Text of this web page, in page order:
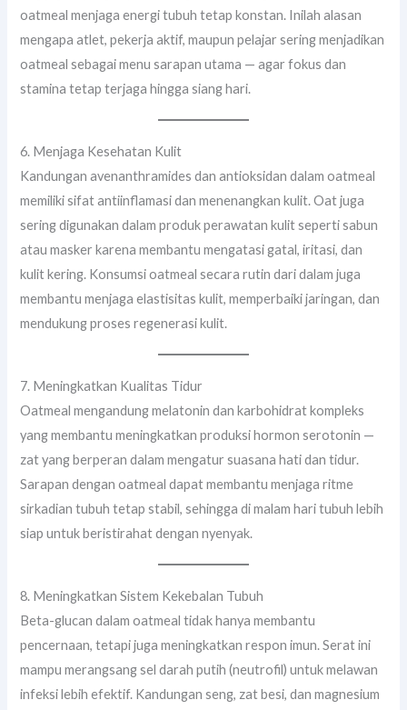
oatmeal menjaga energi tubuh tetap konstan. Inilah alasan
mengapa atlet, pekerja aktif, maupun pelajar sering menjadikan
oatmeal sebagai menu sarapan utama — agar fokus dan
stamina tetap terjaga hingga siang hari.
6. Menjaga Kesehatan Kulit
Kandungan avenanthramides dan antioksidan dalam oatmeal
memiliki sifat antiinflamasi dan menenangkan kulit. Oat juga
sering digunakan dalam produk perawatan kulit seperti sabun
atau masker karena membantu mengatasi gatal, iritasi, dan
kulit kering. Konsumsi oatmeal secara rutin dari dalam juga
membantu menjaga elastisitas kulit, memperbaiki jaringan, dan
mendukung proses regenerasi kulit.
7. Meningkatkan Kualitas Tidur
Oatmeal mengandung melatonin dan karbohidrat kompleks
yang membantu meningkatkan produksi hormon serotonin —
zat yang berperan dalam mengatur suasana hati dan tidur.
Sarapan dengan oatmeal dapat membantu menjaga ritme
sirkadian tubuh tetap stabil, sehingga di malam hari tubuh lebih
siap untuk beristirahat dengan nyenyak.
8. Meningkatkan Sistem Kekebalan Tubuh
Beta-glucan dalam oatmeal tidak hanya membantu
pencernaan, tetapi juga meningkatkan respon imun. Serat ini
mampu merangsang sel darah putih (neutrofil) untuk melawan
infeksi lebih efektif. Kandungan seng, zat besi, dan magnesium